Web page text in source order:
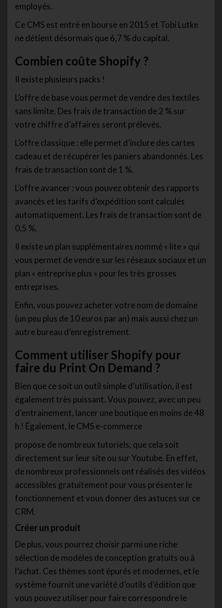
employés.
Ce CMS est entré en bourse en 2015 et Tobi Lutke
ne détient désormais que 6,7 % du capital.
Combien coûte Shopify ?
Il existe plusieurs packs !
L’offre de base vous permet de vendre des textiles
sans limite. Des frais de transaction de 2 % sur
votre chiffre d’affaires seront prélevés.
L’offre classique : elle permet d’inclure des cartes
cadeau et de récupérer les paniers abandonnés. Les
frais de transaction sont de 1 %.
L’offre avancer : vous pouvez obtenir des rapports
avancés et les tarifs d’expédition sont calculés
automatiquement. Les frais de transaction sont de
0,5 %.
Il existe un plan supplémentaires nommé « lite » qui
vous permet de vendre sur les réseaux sociaux et un
plan « entreprise plus » pour les très grosses
entreprises.
Enfin, vous pouvez acheter votre nom de domaine
(un peu plus de 10 euros par an) mais aussi chez un
autre bureau d’enregistrement.
Comment utiliser Shopify pour
faire du Print On Demand ?
Bien que ce soit un outil simple d’utilisation, il est
également très puissant. Vous pouvez, avec un peu
d’entrainement, lancer une boutique en moins de 48
h ! Également, le CMS e-commerce
propose de nombreux tutoriels, que cela soit
directement sur leur site ou sur Youtube. En effet,
de nombreux professionnels ont réalisés des vidéos
accessibles gratuitement pour vous présenter le
fonctionnement et vous donner des astuces sur ce
CRM.
Créer un produit
De plus, vous pourrez choisir parmi une riche
sélection de modèles de conception gratuits ou à
l’achat. Ces thèmes sont épurés et modernes, et le
système fournit une variété d’outils d’édition que
vous pouvez utiliser pour faire correspondre le